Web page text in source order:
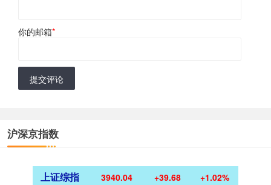
你的邮箱*
提交评论
沪深京指数
上证综指 3940.04 +39.68 +1.02%